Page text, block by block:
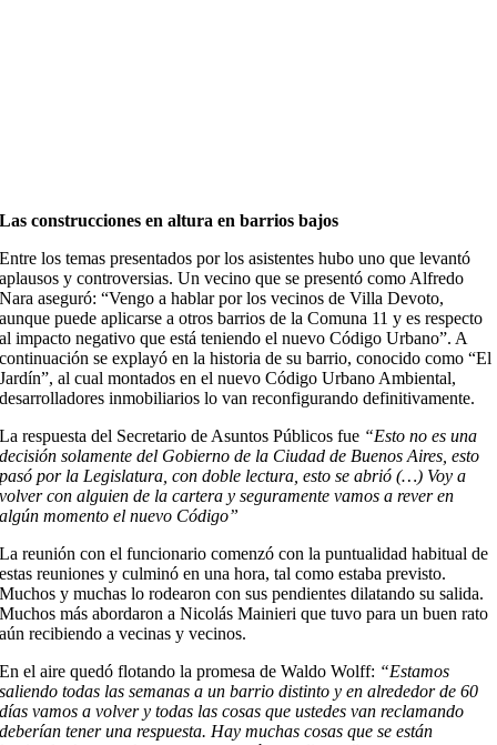
Las construcciones en altura en barrios bajos
Entre los temas presentados por los asistentes hubo uno que levantó
aplausos y controversias. Un vecino que se presentó como Alfredo
Nara aseguró: “Vengo a hablar por los vecinos de Villa Devoto,
aunque puede aplicarse a otros barrios de la Comuna 11 y es respecto
al impacto negativo que está teniendo el nuevo Código Urbano”. A
continuación se explayó en la historia de su barrio, conocido como “El
Jardín”, al cual montados en el nuevo Código Urbano Ambiental,
desarrolladores inmobiliarios lo van reconfigurando definitivamente.
La respuesta del Secretario de Asuntos Públicos fue “Esto no es una
decisión solamente del Gobierno de la Ciudad de Buenos Aires, esto
pasó por la Legislatura, con doble lectura, esto se abrió (…) Voy a
volver con alguien de la cartera y seguramente vamos a rever en
algún momento el nuevo Código”
La reunión con el funcionario comenzó con la puntualidad habitual de
estas reuniones y culminó en una hora, tal como estaba previsto.
Muchos y muchas lo rodearon con sus pendientes dilatando su salida.
Muchos más abordaron a Nicolás Mainieri que tuvo para un buen rato
aún recibiendo a vecinas y vecinos.
En el aire quedó flotando la promesa de Waldo Wolff: “Estamos
saliendo todas las semanas a un barrio distinto y en alrededor de 60
días vamos a volver y todas las cosas que ustedes van reclamando
deberían tener una respuesta. Hay muchas cosas que se están